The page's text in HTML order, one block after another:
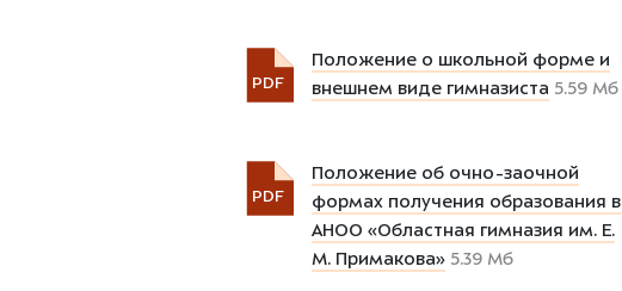
PDF
Положение о школьной форме и
внешнем виде гимназиста 5.59 Мб
PDF
Положение об очно-заочной
формах получения образования в
АНОО «Областная гимназия им. Е.
М. Примакова»5.39 Мб